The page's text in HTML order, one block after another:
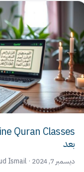
بعد
ديسمبر 7, 2024 · Mahmoud Ismail